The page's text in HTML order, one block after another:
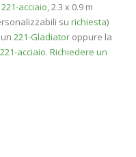
acciaio, 2.3 x 0.9 m
su richiesta)
221-Gladiator oppure la
221-acciaio. Richiedere un